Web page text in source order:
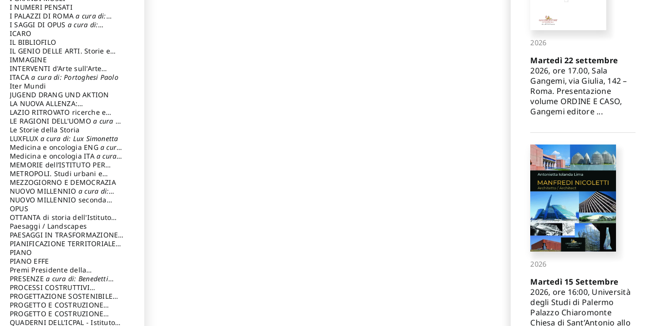
I NUMERI PENSATI
I PALAZZI DI ROMAa cura di:
Ippoliti Alessandro
I SAGGI DI OPUS a cura di:
Scalesse Tommaso
ICARO
IL BIBLIOFILO
IL GENIO DELLE ARTI. Storie e
interpretazione
IMMAGINE
INTERVENTI d'Arte sull'Arte
dedicata alla cultura della
conservazione d’arte
Fondazione Paola Droghetti onlus
ITACAa cura di: Portoghesi Paolo
Iter Mundi
JUGEND DRANG UND AKTION
LA NUOVA ALLENZA:
ARCHITETTURA & AMBIENTE
LAZIO RITROVATO ricerche e
restauri
LE RAGIONI DELL'UOMOa cura di:
Lombardi Satriani Luigi
Le Storie della Storia
LUXFLUX a cura di: Lux Simonetta
Medicina e oncologia ENG a cura
di: Lopez Massimo
Medicina e oncologia ITA a cura
di: Lopez Massimo
MEMORIE dell’ISTITUTO PER
STORIA DEL RISORGIMENTO
METROPOLI. Studi urbani e
regionali
MEZZOGIORNO E DEMOCRAZIA
NUOVO MILLENNIO a cura di:
Capaldo Pellegrino
NUOVO MILLENNIO seconda
serie
Francesco
OPUS
OTTANTA di storia dell'Istituto
storia dell’Istitutoa cura di:
Cavalieri Patrizia
Paesaggi / Landscapes
PAESAGGI IN TRASFORMAZIONEa
cura di: Corti Enrico A.
PIANIFICAZIONE TERRITORIALE
URBANISTICA ED AMBIENTALE
cura di: Costa Enrico
PIANO
PIANO EFFE
Premi Presidente della
Repubblica
PRESENZEa cura di: Benedetti
Sandro
PROCESSI COSTRUTTIVI
DELL'ARCHITETTURAa cura di:
Ippoliti Alessandro
PROGETTAZIONE SOSTENIBILE
PARTECIPATA
PROGETTO E COSTRUZIONE
DELL’ARCHITETTURA
PROGETTO E COSTRUZIONE
SOSTENIBILE
QUADERNI DELL'ICPAL - Istituto
2026
Martedì 22 settembre
2026, ore 17.00, Sala
Gangemi, via Giulia, 142 –
Roma. Presentazione
volume ORDINE E CASO,
Gangemi editore ...
2026
Martedì 15 Settembre
2026, ore 16:00, Università
degli Studi di Palermo
Palazzo Chiaromonte
Chiesa di Sant’Antonio allo